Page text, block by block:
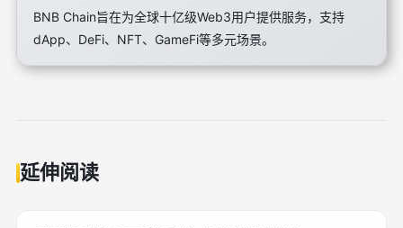
BNB Chain旨在为全球十亿级Web3用户提供服务，支持
dApp、DeFi、NFT、GameFi等多元场景。
延伸阅读